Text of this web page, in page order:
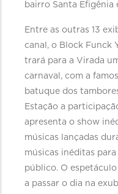
bairro Santa Efigênia
Entre as outras 13
canal, o Block Funck
trará para a Virada
carnaval, com a
batuque dos
Estação a
apresenta o show
músicas lançadas
músicas inéditas
público. O
a passar o dia na